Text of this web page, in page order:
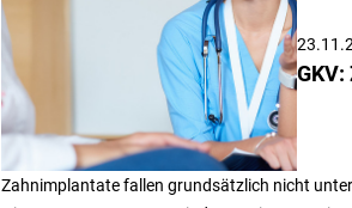
Zahnimplantate fallen grundsätzlich nicht